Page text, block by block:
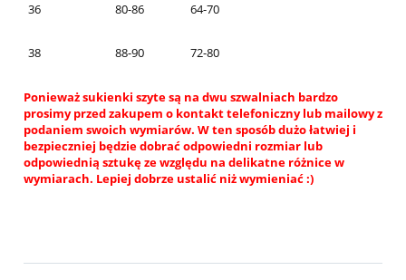
36 80-86 64-70
38 88-90 72-80
Ponieważ sukienki szyte są na dwu szwalniach bardzo
prosimy przed zakupem o kontakt telefoniczny lub mailowy z
podaniem swoich wymiarów. W ten sposób dużo łatwiej i
bezpieczniej będzie dobrać odpowiedni rozmiar lub
odpowiednią sztukę ze względu na delikatne różnice w
wymiarach. Lepiej dobrze ustalić niż wymieniać :)